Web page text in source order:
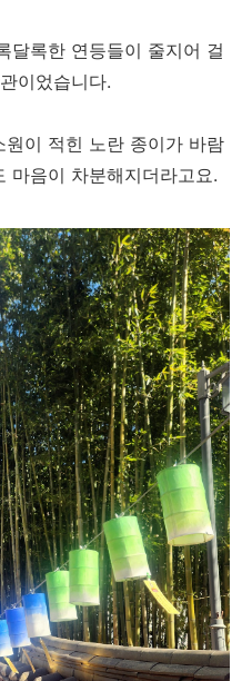
달록한 연등들이 줄지어 걸
이었습니다.
이 적힌 노란 종이가 바람
마음이 차분해지더라고요.